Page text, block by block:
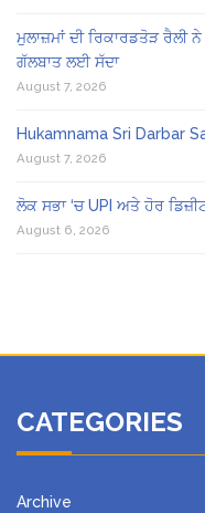
ਮੁਲਾਜ਼ਮਾਂ ਦੀ ਰਿਕਾਰਡਤੋੜ ਰੈਲੀ
ਗੱਲਬਾਤ ਲਈ ਸੱਦਾ
August 7, 2026
Hukamnama Sri Darbar
August 7, 2026
ਲੋਕ ਸਭਾ ‘ਚ UPI ਅਤੇ ਹੋਰ
August 6, 2026
CATEGORIES
Archive